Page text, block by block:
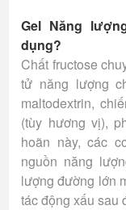
Gel Năng
dụng?
Chất fructose
tử năng lượng
maltodextrin,
(tùy hương vị),
hoãn này, các
nguồn năng
lượng đường lớn
tác động xấu sau